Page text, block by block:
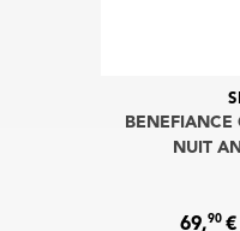
BENEFIANCE
NUIT
69,90 €